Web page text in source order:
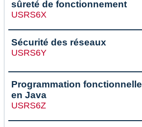
sûreté de fonctionnement
USRS6X
Sécurité des réseaux
USRS6Y
Programmation fonctionnelle
en Java
USRS6Z